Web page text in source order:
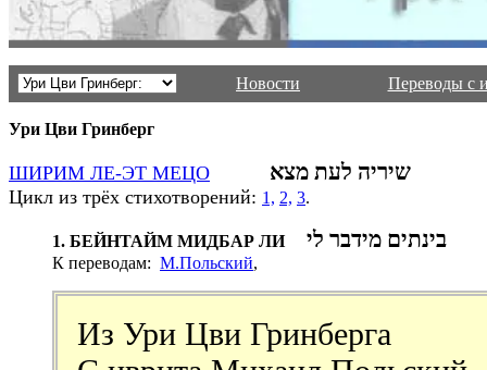
Новости Переводы с
Ури Цви Гринберг
ШИРИМ ЛЕ-ЭТ МЕЦО שיריה לעת מצא
Цикл из трёх стихотворений: 1, 2, 3.
1. БЕЙНТАЙМ МИДБАР ЛИ בינתים מידבר לי
К переводам: М.Польский,